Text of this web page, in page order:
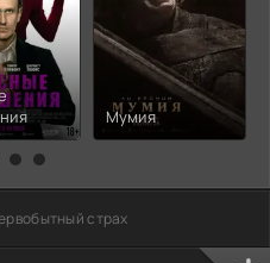
Мумия
страх